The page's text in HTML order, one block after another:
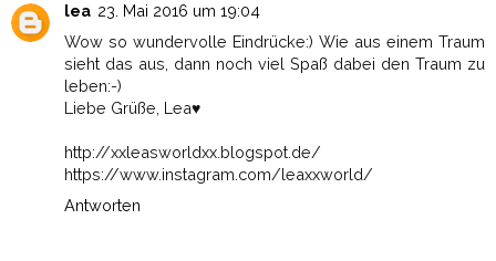
lea 23. Mai 2016 um 19:04
Wow so wundervolle Eindrücke:) Wie aus einem Traum
sieht das aus, dann noch viel Spaß dabei den Traum zu
leben:-)
Liebe Grüße, Lea♥
http://xxleasworldxx.blogspot.de/
https://www.instagram.com/leaxxworld/
Antworten